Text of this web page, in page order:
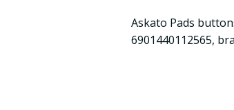
Askato Pads
6901440112565,